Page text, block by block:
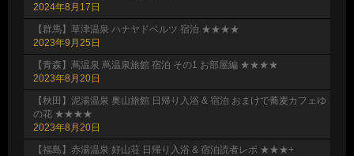
2024年8月17日
【群馬】草津温泉 ハナヤドベルツ 宿泊 ★★★★
2023年9月25日
【青森】蔦温泉 蔦温泉旅館 宿泊 その1 お部屋編 ★★★★
2023年8月20日
【秋田】泥湯温泉 奥山旅館 日帰り入浴 & 宿泊 おまけで蕎麦カフェゆ
の花 ★★★★
2023年8月20日
【福島】赤湯温泉 好山荘 日帰り入浴 & 宿泊読者レポ ★★★+